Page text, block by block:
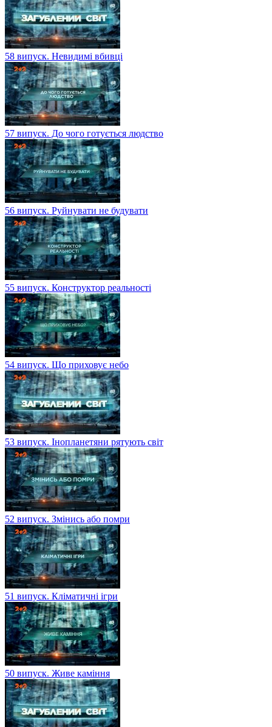
58 випуск. Невидимі вбивці
57 випуск. До чого готується людство
56 випуск. Руйнувати не будувати
55 випуск. Конструктор реальності
54 випуск. Що приховує небо
53 випуск. Інопланетяни рятують світ
52 випуск. Змінись або помри
51 випуск. Кліматичні ігри
50 випуск. Живе каміння